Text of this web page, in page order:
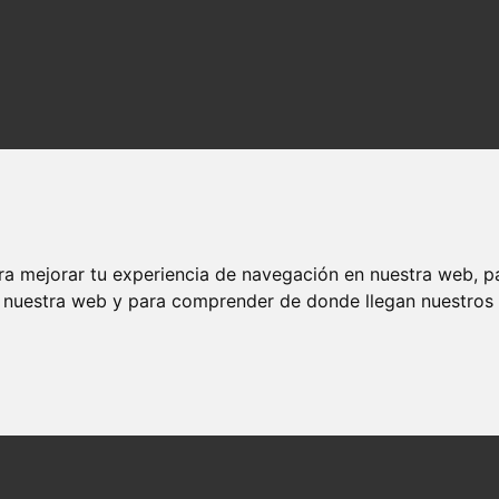
mejorar tu experiencia de navegación en nuestra web,
web y para comprender de donde llegan